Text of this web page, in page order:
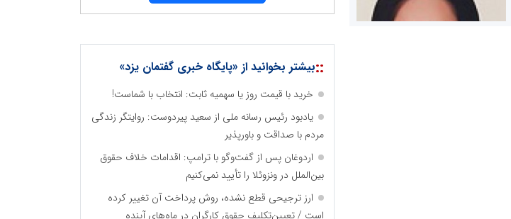
::بیشتر بخوانید از «پایگاه خبری گفتمان یزد»
خرید با قیمت روز یا سهمیه ثابت: انتخاب با شماست!
یادبود رئیس رسانه ملی از سعید پیردوست: روایتگر زندگی
مردم با صداقت و باورپذیر
اردوغان پس از گفت‌وگو با ترامپ: اقدامات خلاف حقوق
بین‌الملل در ونزوئلا را تأیید نمی‌کنیم
ارز ترجیحی قطع نشده، روش پرداخت آن تغییر کرده
است / تعیین‌تکلیف حقوق کارگران در ماه‌های آینده